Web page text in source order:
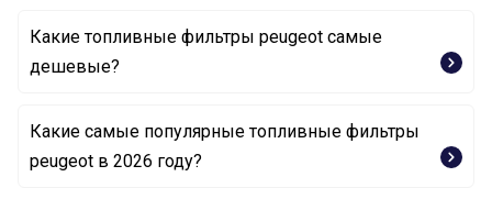
Какие топливные фильтры peugeot самые
дешевые?
Топливный фильтр 1906 A9 PEUGEOT
Какие самые популярные топливные фильтры
peugeot в 2026 году?